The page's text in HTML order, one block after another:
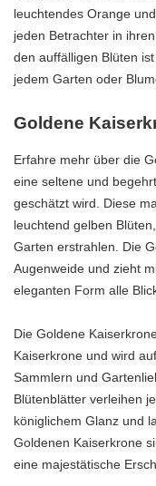
leuchtendes Orange
jeden Betrachter in
den auffälligen Blüten
jedem Garten oder
Goldene
Erfahre mehr über die
eine seltene und
geschätzt wird. Diese
leuchtend gelben
Garten erstrahlen. Die
Augenweide und zieht
eleganten Form alle
Die Goldene
Kaiserkrone und wird
Sammlern und
Blütenblätter verleihen
königlichem Glanz und
Goldenen Kaiserkrone
eine majestätische